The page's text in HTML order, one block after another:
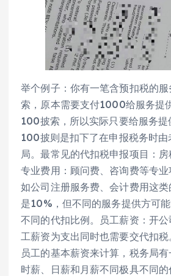
举个例子：你有一笔含预扣税的
索，原本需要支付1000给服务提
100披索，所以实际只要给服务
100披则是扣下了在申报税务时由
局。最常见的代扣税申报项目：
专业费用：顾问费、咨询费等专业
如公司注册服务费、会计费用这
是10%，但不同的服务提供方可
不同的代扣比例。员工薪资：开
工薪资为支出同时也需要交代扣
员工的基本薪资来计算，税务局
时薪、日薪和月薪不同极具不同